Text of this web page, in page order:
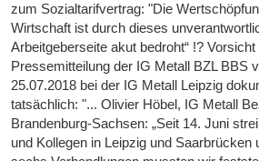
zum Sozialtarifvertrag: "Die
Wirtschaft ist durch dieses
Arbeitgeberseite akut bedroht“ !?
Pressemitteilung der IG Metall BZL BBS
25.07.2018 bei der IG Metall Leipzig
tatsächlich: "... Olivier Höbel, IG Metall
Brandenburg-Sachsen: „Seit 14. Juni
und Kollegen in Leipzig und Saarbrücken